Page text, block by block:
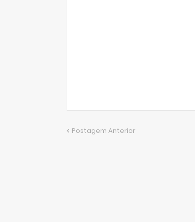
Postagem Anterior